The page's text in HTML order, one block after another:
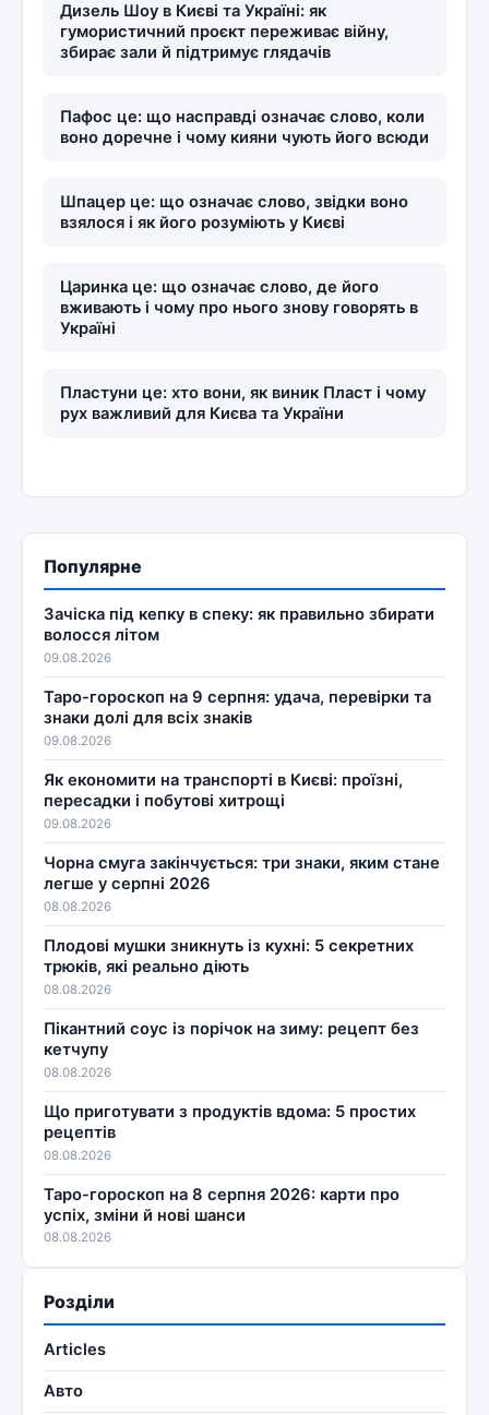
Дизель Шоу в Києві та Україні: як
гумористичний проєкт переживає війну,
збирає зали й підтримує глядачів
Пафос це: що насправді означає слово, коли
воно доречне і чому кияни чують його всюди
Шпацер це: що означає слово, звідки воно
взялося і як його розуміють у Києві
Царинка це: що означає слово, де його
вживають і чому про нього знову говорять в
Україні
Пластуни це: хто вони, як виник Пласт і чому
рух важливий для Києва та України
Популярне
Зачіска під кепку в спеку: як правильно збирати
волосся літом
09.08.2026
Таро-гороскоп на 9 серпня: удача, перевірки та
знаки долі для всіх знаків
09.08.2026
Як економити на транспорті в Києві: проїзні,
пересадки і побутові хитрощі
09.08.2026
Чорна смуга закінчується: три знаки, яким стане
легше у серпні 2026
08.08.2026
Плодові мушки зникнуть із кухні: 5 секретних
трюків, які реально діють
08.08.2026
Пікантний соус із порічок на зиму: рецепт без
кетчупу
08.08.2026
Що приготувати з продуктів вдома: 5 простих
рецептів
08.08.2026
Таро-гороскоп на 8 серпня 2026: карти про
успіх, зміни й нові шанси
08.08.2026
Розділи
Articles
Авто